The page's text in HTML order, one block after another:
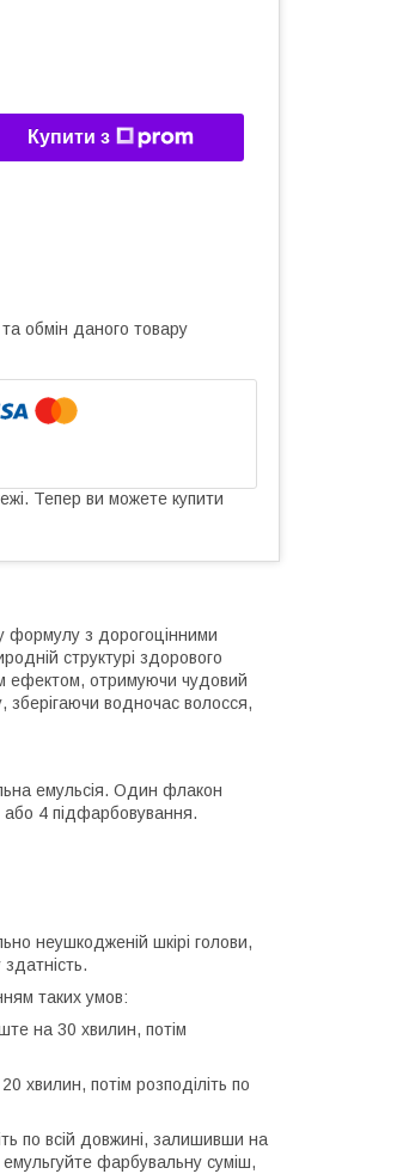
Купити з
обмін даного товару
Тепер ви можете купити
формулу з дорогоцінними
структурі здорового
ефектом, отримуючи чудовий
зберігаючи водночас волосся,
емульсія. Один флакон
або 4 підфарбовування.
неушкодженій шкірі голови,
таких умов:
на 30 хвилин, потім
хвилин, потім розподіліть по
по всій довжині, залишивши на
фарбувальну суміш,